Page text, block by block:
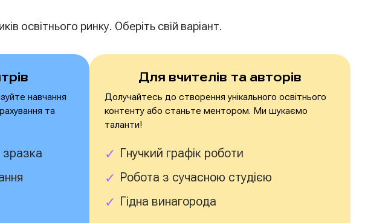
освітнього ринку. Оберіть свій варіант.
навчання
та
Для вчителів та авторів
Долучайтесь до створення унікального освітнього
контенту або станьте ментором. Ми шукаємо
таланти!
Гнучкий графік роботи
Робота з сучасною студією
Гідна винагорода